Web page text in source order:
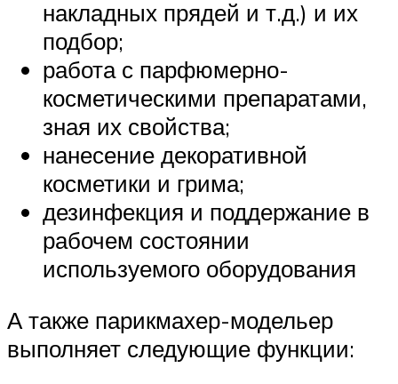
накладных прядей и т.д.) и их
подбор;
работа с парфюмерно-
косметическими препаратами,
зная их свойства;
нанесение декоративной
косметики и грима;
дезинфекция и поддержание в
рабочем состоянии
используемого оборудования
А также парикмахер-модельер
выполняет следующие функции: